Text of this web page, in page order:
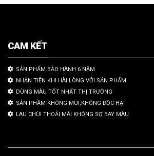
CAM KẾT
SẢN PHẨM BẢO HÀNH 6 NĂM
NHẬN TIỀN KHI HÀI LÒNG VỚI SẢN PHẨM
DÙNG MÀU TỐT NHẤT THỊ TRƯỜNG
SẢN PHẦM KHÔNG MÙI,KHÔNG ĐỘC HẠI
LAU CHÙI THOẢI MÁI KHÔNG SỢ BAY MÀU